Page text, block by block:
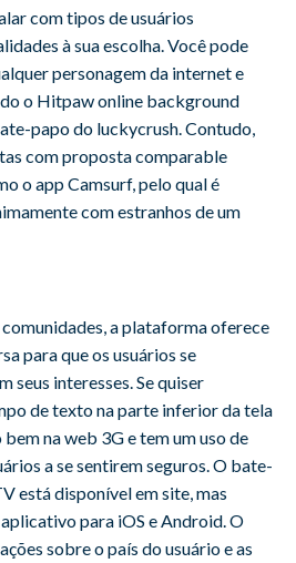
com tipos de usuários
à sua escolha. Você pode
personagem da internet e
o Hitpaw online background
papo do luckycrush. Contudo,
com proposta comparable
o app Camsurf, pelo qual é
com estranhos de um
a plataforma oferece
para que os usuários se
seus interesses. Se quiser
de texto na parte inferior da tela
na web 3G e tem um uso de
a se sentirem seguros. O bate-
está disponível em site, mas
para iOS e Android. O
sobre o país do usuário e as